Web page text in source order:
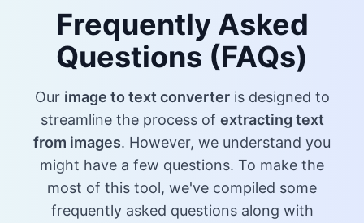
Frequently Asked
Questions (FAQs)
Our image to text converteris designed to
streamline the process of extracting text
from images. However, we understand you
might have a few questions. To make the
most of this tool, we've compiled some
frequently asked questions along with